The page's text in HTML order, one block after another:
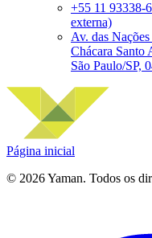
+55 11 93338-
externa)
Av. das
Chácara Santo
São Paulo/SP,
Página inicial
© 2026Yaman. Todos os